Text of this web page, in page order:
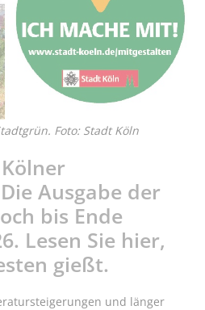
Foto: Stadt Köln
Ausgabe der
bis Ende
Lesen Sie hier,
gießt.
und länger